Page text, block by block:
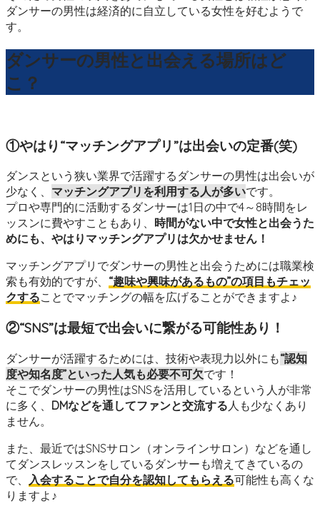
ダンサーの男性は経済的に自立している女性を好むようで
す。
ダンサーの男性と出会える場所はど
こ？
①やはり“マッチングアプリ”は出会いの定番(笑)
ダンスという狭い業界で活躍するダンサーの男性は出会いが
少なく、 マッチングアプリを利用する人が多いです。
プロや専門的に活動するダンサーは1日の中で4～8時間をレ
ッスンに費やすこともあり、 時間がない中で女性と出会うた
めにも、やはりマッチングアプリは欠かせません！
マッチングアプリでダンサーの男性と出会うためには職業検
索も有効的ですが、 “趣味や興味があるもの”の項目もチェッ
クすることでマッチングの幅を広げることができますよ♪
②“SNS”は最短で出会いに繋がる可能性あり！
ダンサーが活躍するためには、技術や表現力以外にも“認知
度や知名度”といった人気も必要不可欠です！
そこでダンサーの男性はSNSを活用しているという人が非常
に多く、 DMなどを通してファンと交流する 人も少なくあり
ません。
また、最近ではSNSサロン（オンラインサロン）などを通し
てダンスレッスンをしているダンサーも増えてきているの
で、
入会することで自分を認知してもらえる可能性も高くな
りますよ♪